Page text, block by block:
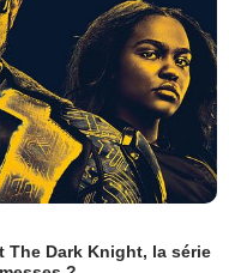
The Dark Knight, la série